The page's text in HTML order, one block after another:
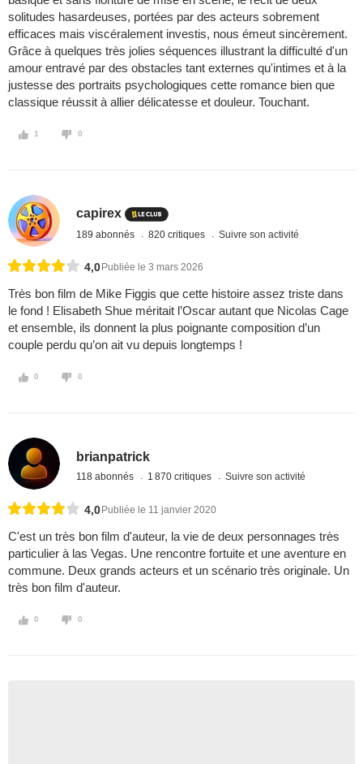
solitudes hasardeuses, portées par des acteurs sobrement
efficaces mais viscéralement investis, nous émeut sincèrement.
Grâce à quelques très jolies séquences illustrant la difficulté d'un
amour entravé par des obstacles tant externes qu'intimes et à la
justesse des portraits psychologiques cette romance bien que
classique réussit à allier délicatesse et douleur. Touchant.
1 0
capirex
189 abonnés 820 critiques Suivre son activité
4,0 Publiée le 3 mars 2026
Très bon film de Mike Figgis que cette histoire assez triste dans
le fond ! Elisabeth Shue méritait l’Oscar autant que Nicolas Cage
et ensemble, ils donnent la plus poignante composition d’un
couple perdu qu’on ait vu depuis longtemps !
0 0
brianpatrick
118 abonnés 1 870 critiques Suivre son activité
4,0 Publiée le 11 janvier 2020
C'est un très bon film d'auteur, la vie de deux personnages très
particulier à las Vegas. Une rencontre fortuite et une aventure en
commune. Deux grands acteurs et un scénario très originale. Un
très bon film d'auteur.
0 0